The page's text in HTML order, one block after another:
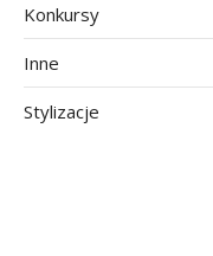
Konkursy
Inne
Stylizacje